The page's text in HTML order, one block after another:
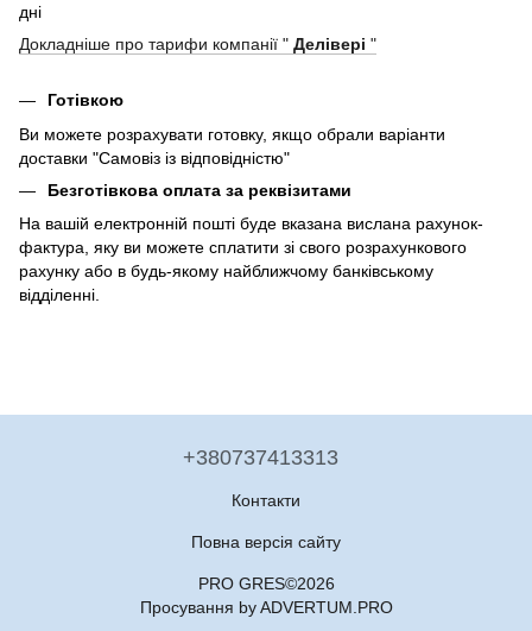
дні
Докладніше про тарифи компанії " Делівері "
Готівкою
Ви можете розрахувати готовку, якщо обрали варіанти
доставки "Самовіз із відповідністю"
Безготівкова оплата за реквізитами
На вашій електронній пошті буде вказана вислана рахунок-
фактура, яку ви можете сплатити зі свого розрахункового
рахунку або в будь-якому найближчому банківському
відділенні.
+380737413313
Контакти
Повна версія сайту
PRO GRES©2026
Просування by ADVERTUM.PRO